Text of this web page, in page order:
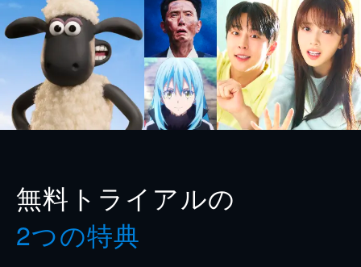
無料トライアルの
2つの特典